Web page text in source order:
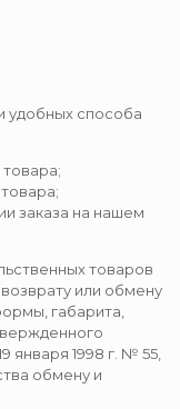
удобных способа
заказа на нашем
товаров
или обмену
габарита,
января 1998 г. № 55,
обмену и